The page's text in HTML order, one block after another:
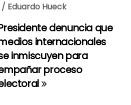
Eduardo Hueck
denuncia que
internacionales
inmiscuyen para
proceso